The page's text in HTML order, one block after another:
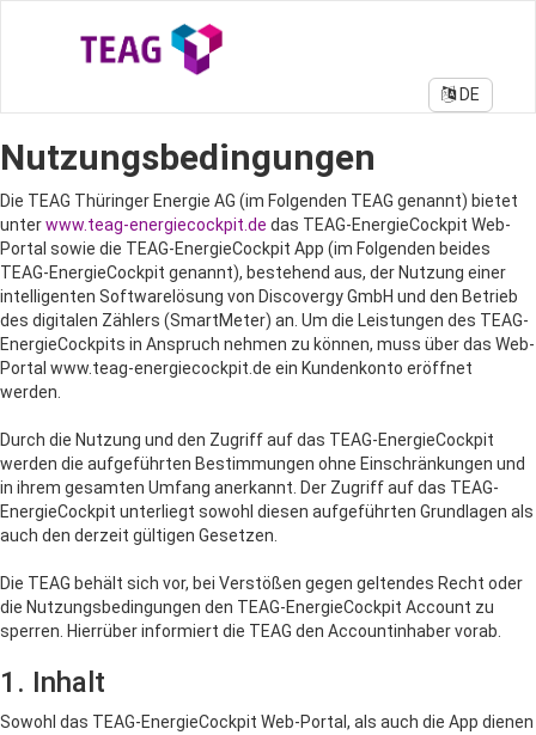
DE
Nutzungsbedingungen
Die TEAG Thüringer Energie AG (im Folgenden TEAG genannt) bietet
unterwww.teag-energiecockpit.de das TEAG-EnergieCockpit Web-
Portal sowie die TEAG-EnergieCockpit App (im Folgenden beides
TEAG-EnergieCockpit genannt), bestehend aus, der Nutzung einer
intelligenten Softwarelösung von Discovergy GmbH und den Betrieb
des digitalen Zählers (SmartMeter) an. Um die Leistungen des TEAG-
EnergieCockpits in Anspruch nehmen zu können, muss über das Web-
Portal www.teag-energiecockpit.de ein Kundenkonto eröffnet
werden.
Durch die Nutzung und den Zugriff auf das TEAG-EnergieCockpit
werden die aufgeführten Bestimmungen ohne Einschränkungen und
in ihrem gesamten Umfang anerkannt. Der Zugriff auf das TEAG-
EnergieCockpit unterliegt sowohl diesen aufgeführten Grundlagen als
auch den derzeit gültigen Gesetzen.
Die TEAG behält sich vor, bei Verstößen gegen geltendes Recht oder
die Nutzungsbedingungen den TEAG-EnergieCockpit Account zu
sperren. Hierrüber informiert die TEAG den Accountinhaber vorab.
1. Inhalt
Sowohl das TEAG-EnergieCockpit Web-Portal, als auch die App dienen